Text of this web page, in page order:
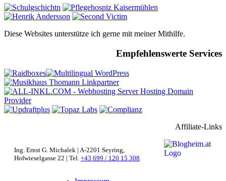
Diese Websites unterstütze ich gerne mit meiner Mithilfe.
Empfehlenswerte Services
Affiliate-Links
Ing. Ernst G. Michalek | A-2201 Seyring,
Hofwieselgasse 22 | Tel. +43 699 / 120 15 308